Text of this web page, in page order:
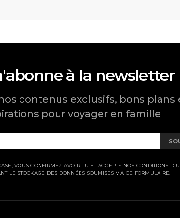
à la newsletter
contenus exclusifs, bons plans
pour voyager en famille
VOUS CONFIRMEZ AVOIR LU ET ACCEPTÉ NOS CONDITIONS
LE STOCKAGE DES DONNÉES SOUMISES VIA CE FORMULAIRE.